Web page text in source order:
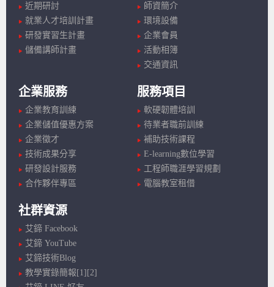
近期研討
就業人才培訓計畫
研發實習生計畫
儲備講師計畫
師資簡介
環境設備
企業會員
活動相簿
交通資訊
企業服務
企業教育訓練
企業儲值優惠方案
企業徵才
技術成果分享
研發設計服務
合作夥伴專區
服務項目
軟硬韌體培訓
待業者職前訓練
補助技術課程
E-learning數位學習
工程師職涯學習規劃
電腦教室租借
社群資源
艾鍗 Facebook
艾鍗 YouTube
艾鍗技術Blog
教學實錄簡報[1] [2]